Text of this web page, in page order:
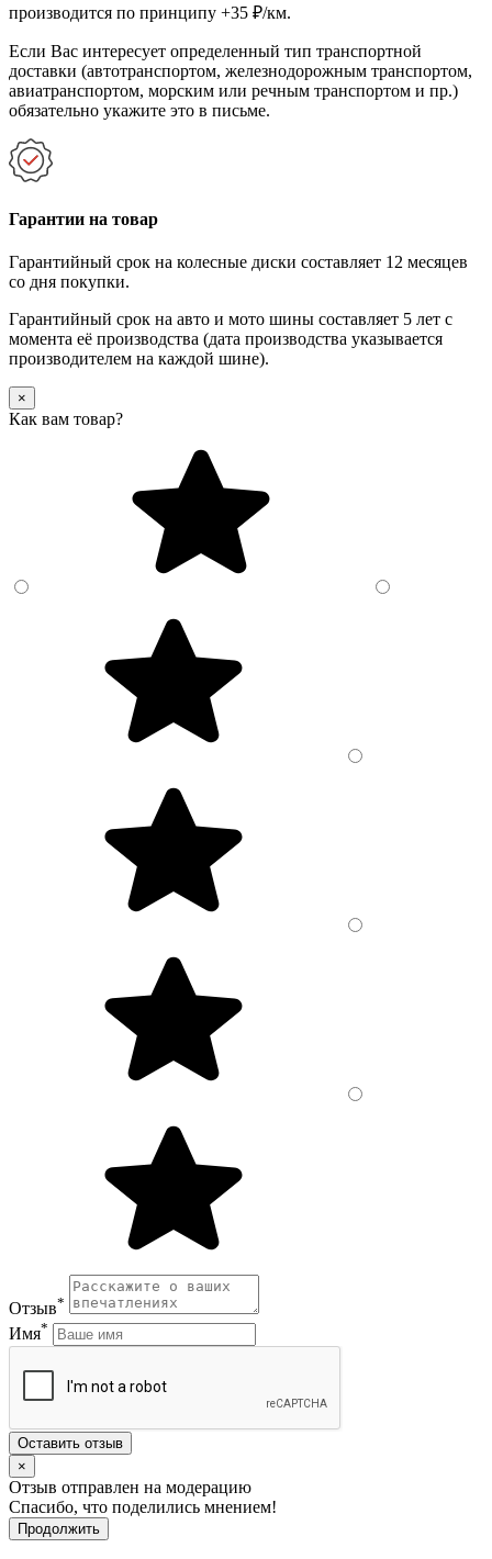
производится по принципу +35 ₽/км.
Если Вас интересует определенный тип транспортной
доставки (автотранспортом, железнодорожным транспортом,
авиатранспортом, морским или речным транспортом и пр.)
обязательно укажите это в письме.
Гарантии на товар
Гарантийный срок на колесные диски составляет 12 месяцев
со дня покупки.
Гарантийный срок на авто и мото шины составляет 5 лет с
момента её производства (дата производства указывается
производителем на каждой шине).
×
Как вам товар?
Отзыв*
Имя*
Оставить отзыв
×
Отзыв отправлен на модерацию
Спасибо, что поделились мнением!
Продолжить